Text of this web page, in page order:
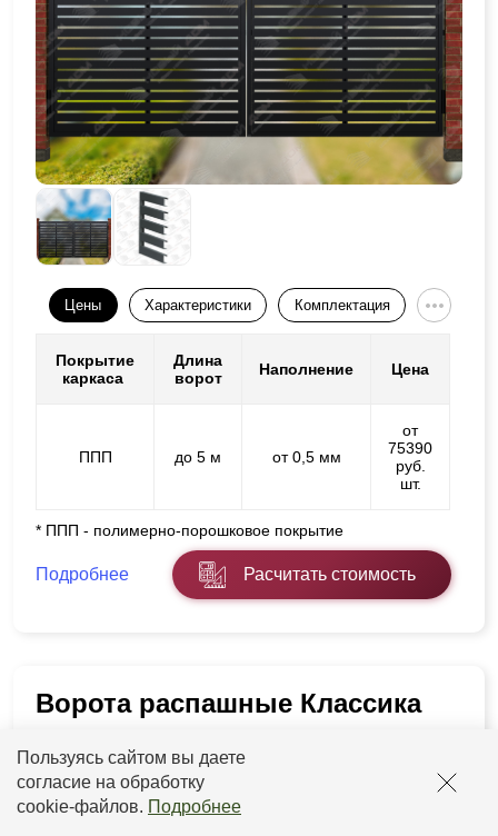
Пользуясь сайтом вы даете
согласие на обработку
cookie-файлов. Подробнее
Цены Характеристики Комплектация
Покрытие
каркаса
Длина
ворот
Наполнение Цена
ППП до 5 м от 0,5 мм
от
75390
руб.
шт.
* ППП - полимерно-порошковое покрытие
Подробнее Расчитать стоимость
Ворота распашные Классика